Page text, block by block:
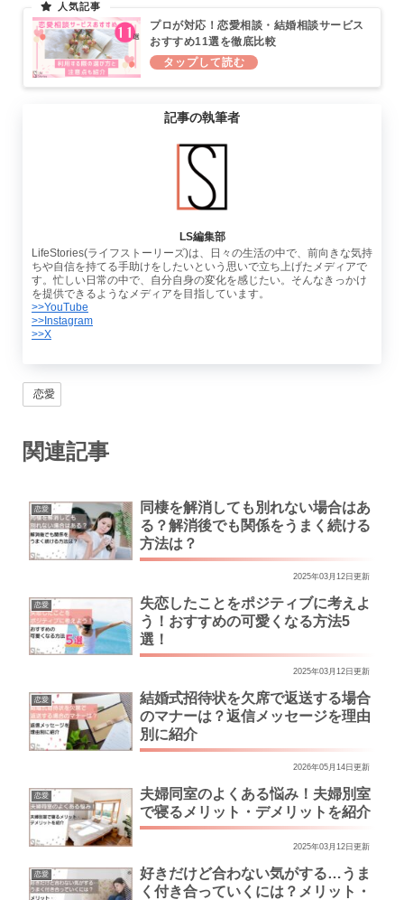
プロが対応！恋愛相談・結婚相談サービス
おすすめ11選を徹底比較
記事の執筆者
LS編集部
LifeStories(ライフストーリーズ)は、日々の生活の中で、前向きな気持
ちや自信を持てる手助けをしたいという思いで立ち上げたメディアで
す。忙しい日常の中で、自分自身の変化を感じたい。そんなきっかけ
を提供できるようなメディアを目指しています。
>>YouTube
>>Instagram
>>X
恋愛
関連記事
恋愛
同棲を解消しても別れない場合はあ
る？解消後でも関係をうまく続ける
方法は？
2025年03月12日更新
恋愛
失恋したことをポジティブに考えよ
う！おすすめの可愛くなる方法5
選！
2025年03月12日更新
恋愛
結婚式招待状を欠席で返送する場合
のマナーは？返信メッセージを理由
別に紹介
2026年05月14日更新
恋愛
夫婦同室のよくある悩み！夫婦別室
で寝るメリット・デメリットを紹介
2025年03月12日更新
恋愛
好きだけど合わない気がする…うま
く付き合っていくには？メリット・